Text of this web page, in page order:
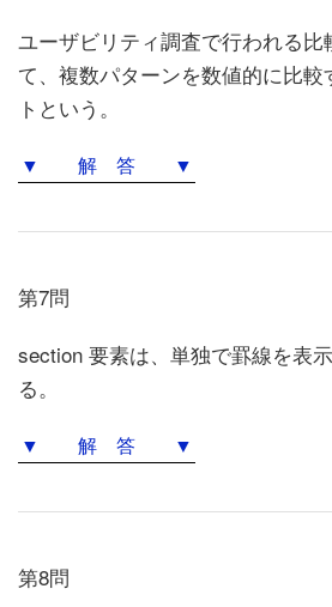
ユーザビリティ調査で行われる比
て、複数パターンを数値的に比
トという。
▼ 解 答 ▼
第7問
section 要素は、単独で罫線を表
る。
▼ 解 答 ▼
第8問